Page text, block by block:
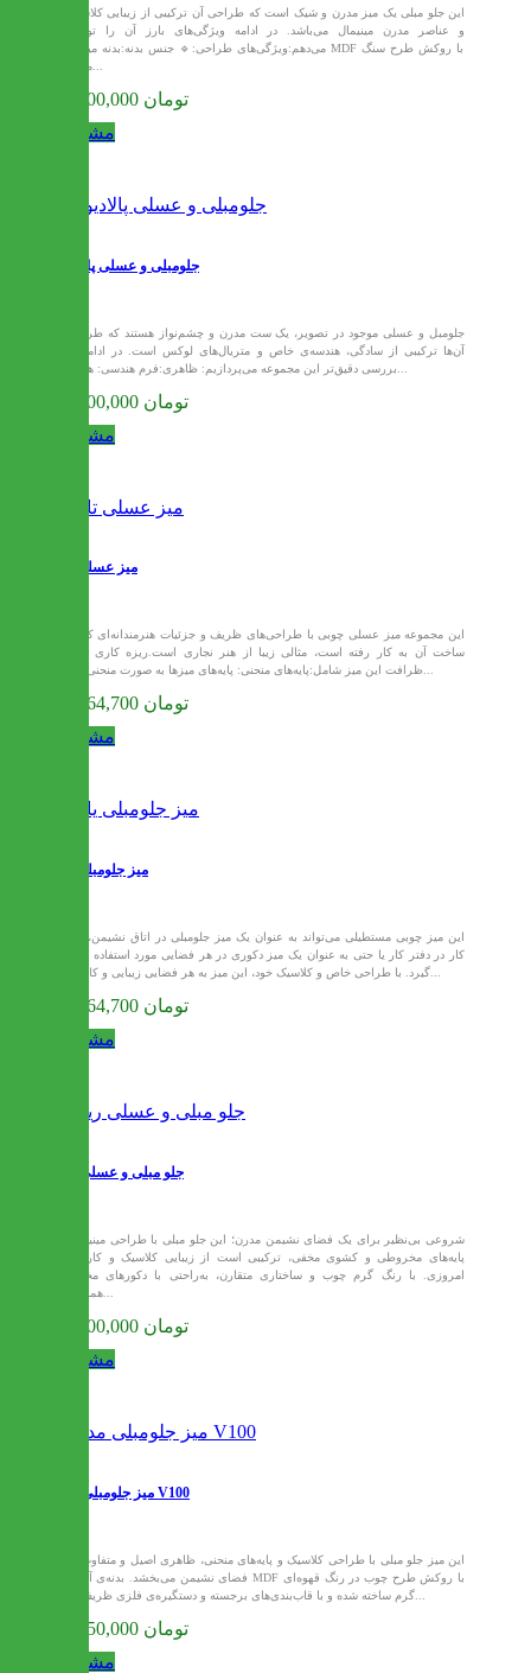
این جلو مبلی یک میز مدرن و شیک است که طراحی آن ترکیبی از زیبایی کلاسیک
و عناصر مدرن مینیمال می‌باشد. در ادامه ویژگی‌های بارز آن را توضیح
می‌دهم:ویژگی‌های طراحی:🔹 جنس بدنه:بدنه میز از MDF با روکش طرح سنگ
26,400,000 تومان
مشاهده
جلومبلی و عسلی پالادیوم
جلومبل و عسلی موجود در تصویر، یک ست مدرن و چشم‌نواز هستند که طراحی
آن‌ها ترکیبی از سادگی، هندسه‌ی خاص و متریال‌های لوکس است. در ادامه به
26,400,000 تومان
مشاهده
میز عسلی تارا
این مجموعه میز عسلی چوبی با طراحی‌های ظریف و جزئیات هنرمندانه‌ای که در
ساخت آن به کار رفته است، مثالی زیبا از هنر نجاری است.ریزه کاری ها و
ظرافت این میز شامل:پایه‌های منحنی: پایه‌های میزها به صورت منحنی و با...
27,164,700 تومان
مشاهده
میز جلومبلی یارا
این میز چوبی مستطیلی می‌تواند به عنوان یک میز جلومبلی در اتاق نشیمن، میز
کار در دفتر کار یا حتی به عنوان یک میز دکوری در هر فضایی مورد استفاده قرار
27,164,700 تومان
مشاهده
جلو مبلی و عسلی ریرا
شروعی بی‌نظیر برای یک فضای نشیمن مدرن؛ این جلو مبلی با طراحی مینیمال،
پایه‌های مخروطی و کشوی مخفی، ترکیبی است از زیبایی کلاسیک و کاربری
امروزی. با رنگ گرم چوب و ساختاری متقارن، به‌راحتی با دکورهای مختلف
27,900,000 تومان
مشاهده
میز جلومبلی مدل V100
این میز جلو مبلی با طراحی کلاسیک و پایه‌های منحنی، ظاهری اصیل و متفاوت به
فضای نشیمن می‌بخشد. بدنه‌ی آن از MDF با روکش طرح چوب در رنگ قهوه‌ای
28,050,000 تومان
مشاهده